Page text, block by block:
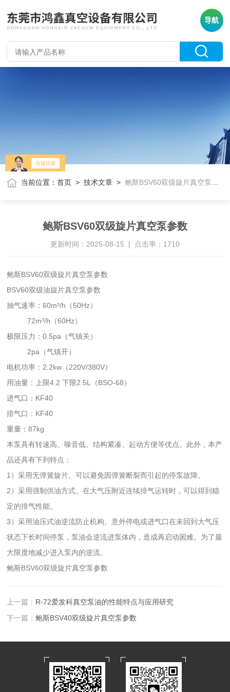
导航
当前位置：首页 >技术文章 >鲍斯BSV60双级旋片真空泵参数
鲍斯BSV60双级旋片真空泵参数
更新时间：2025-08-15 | 点击率：1710
鲍斯BSV60双级旋片真空泵参数
BSV60双级油旋片真空泵参数
抽气速率：60m³/h（50Hz）
72m³/h（60Hz）
极限压力：0.5pa（气镇关）
2pa（气镇开）
电机功率：2.2kw（220V/380V）
用油量：上限4.2 下限2.5L（BSO-68）
进气口：KF40
排气口：KF40
重量：87kg
本泵具有转速高、噪音低、结构紧凑、起动方便等优点。此外，本产
品还具有下列特点：
1）采用无弹簧旋片。可以避免因弹簧断裂而引起的停泵故障。
2）采用强制供油方式。在大气压附近连续排气运转时，可以得到稳
定的排气性能。
3）采用油压式油逆流防止机构。意外停电或进气口在未回到大气压
状态下长时间停泵，泵油会逆流进泵体内，造成再启动困难。为了最
大限度地减少进入泵内的逆流。
鲍斯BSV60双级旋片真空泵参数
上一篇： R-72爱发科真空泵油的性能特点与应用研究
下一篇：鲍斯BSV40双级旋片真空泵参数